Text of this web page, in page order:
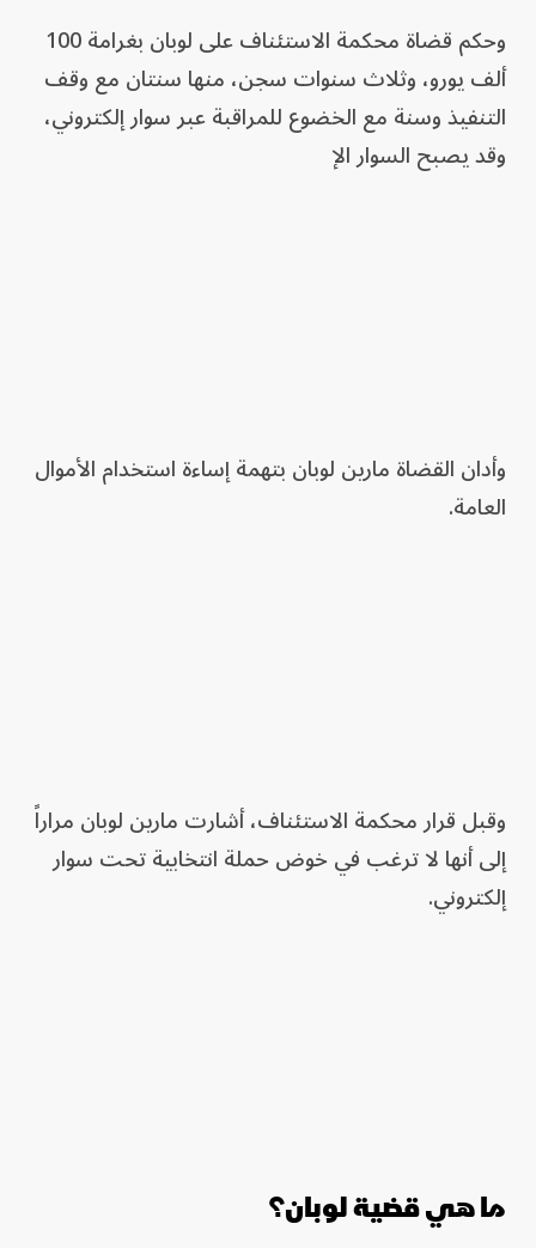
وحكم قضاة محكمة الاستئناف على لوبان بغرامة 100
ألف يورو، وثلاث سنوات سجن، منها سنتان مع وقف
التنفيذ وسنة مع الخضوع للمراقبة عبر سوار إلكتروني،
وقد يصبح السوار الإ
وأدان القضاة مارين لوبان بتهمة إساءة استخدام الأموال
العامة.
وقبل قرار محكمة الاستئناف، أشارت مارين لوبان مراراً
إلى أنها لا ترغب في خوض حملة انتخابية تحت سوار
إلكتروني.
ما هي قضية لوبان؟